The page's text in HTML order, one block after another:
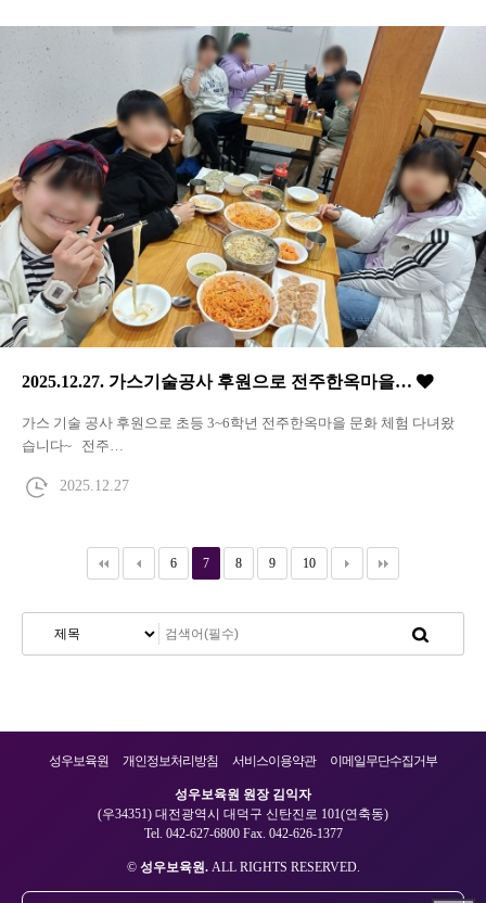
2025.12.27. 가스기술공사 후원으로 전주한옥마을…
가스 기술 공사 후원으로 초등 3~6학년 전주한옥마을 문화 체험 다녀왔
습니다~ 전주…
2025.12.27
6 7 8 9 10
성우보육원 개인정보처리방침 서비스이용약관 이메일무단수집거부
성우보육원 원장 김익자
(우34351) 대전광역시 대덕구 신탄진로 101(연축동)
Tel. 042-627-6800 Fax. 042-626-1377
© 성우보육원.ALL RIGHTS RESERVED.